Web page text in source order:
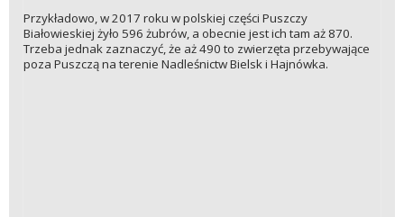
Przykładowo, w 2017 roku w polskiej części Puszczy
Białowieskiej żyło 596 żubrów, a obecnie jest ich tam aż 870.
Trzeba jednak zaznaczyć, że aż 490 to zwierzęta przebywające
poza Puszczą na terenie Nadleśnictw Bielsk i Hajnówka.